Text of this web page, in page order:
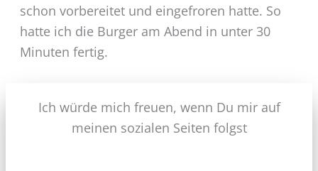
schon vorbereitet und eingefroren hatte. So
hatte ich die Burger am Abend in unter 30
Minuten fertig.
Ich würde mich freuen, wenn Du mir auf
meinen sozialen Seiten folgst